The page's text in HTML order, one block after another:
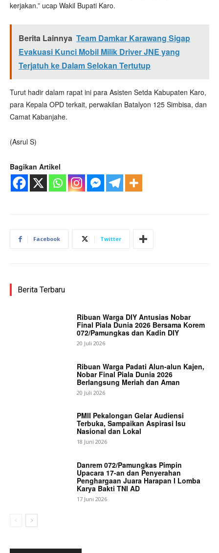
kerjakan.” ucap Wakil Bupati Karo.
Berita Lainnya Team Damkar Karawang Sigap
Evakuasi Kunci Mobil Milik Driver JNE yang
Terjatuh ke Dalam Selokan Tertutup
Turut hadir dalam rapat ini para Asisten Setda Kabupaten Karo,
para Kepala OPD terkait, perwakilan Batalyon 125 Simbisa, dan
Camat Kabanjahe.
(Asrul S)
Bagikan Artikel
Facebook Twitter
Berita Terbaru
Ribuan Warga DIY Antusias Nobar
Final Piala Dunia 2026 Bersama Korem
072/Pamungkas dan Kadin DIY
20 Juli 2026
Ribuan Warga Padati Alun-alun Kajen,
Nobar Final Piala Dunia 2026
Berlangsung Meriah dan Aman
20 Juli 2026
PMII Pekalongan Gelar Audiensi
Terbuka, Sampaikan Aspirasi Isu
Nasional dan Lokal
18 Juni 2026
Danrem 072/Pamungkas Pimpin
Upacara 17-an dan Penyerahan
Penghargaan Juara Harapan I Lomba
Karya Bakti TNI AD
17 Juni 2026